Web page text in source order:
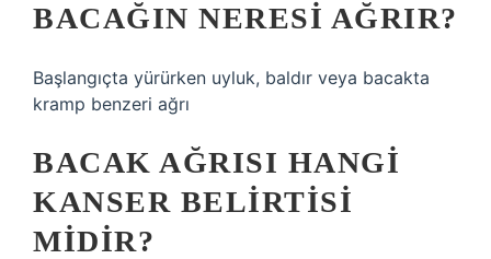
BACAĞIN NERESI AĞRIR?
Başlangıçta yürürken uyluk, baldır veya bacakta
kramp benzeri ağrı
BACAK AĞRISI HANGI
KANSER BELIRTISI
MIDIR?